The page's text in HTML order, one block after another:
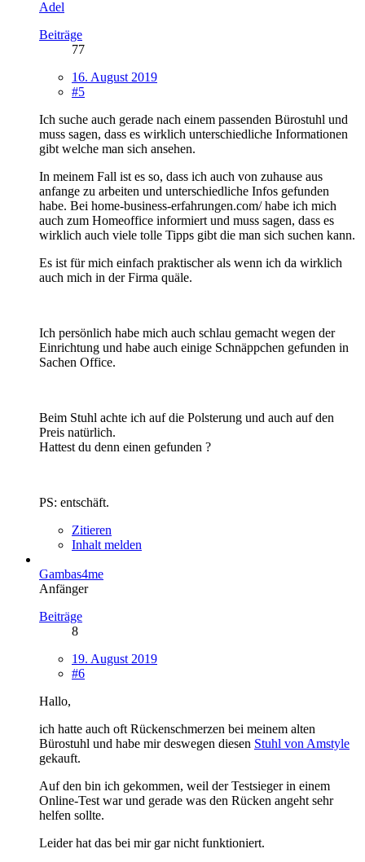
Adel
Beiträge
77
16. August 2019
#5
Ich suche auch gerade nach einem passenden Bürostuhl und
muss sagen, dass es wirklich unterschiedliche Informationen
gibt welche man sich ansehen.
In meinem Fall ist es so, dass ich auch von zuhause aus
anfange zu arbeiten und unterschiedliche Infos gefunden
habe. Bei home-business-erfahrungen.com/ habe ich mich
auch zum Homeoffice informiert und muss sagen, dass es
wirklich auch viele tolle Tipps gibt die man sich suchen kann.
Es ist für mich einfach praktischer als wenn ich da wirklich
auch mich in der Firma quäle.
Ich persönlich habe mich auch schlau gemacht wegen der
Einrichtung und habe auch einige Schnäppchen gefunden in
Sachen Office.
Beim Stuhl achte ich auf die Polsterung und auch auf den
Preis natürlich.
Hattest du denn einen gefunden ?
PS: entschäft.
Zitieren
Inhalt melden
Gambas4me
Anfänger
Beiträge
8
19. August 2019
#6
Hallo,
ich hatte auch oft Rückenschmerzen bei meinem alten
Bürostuhl und habe mir deswegen diesen Stuhl von Amstyle
gekauft.
Auf den bin ich gekommen, weil der Testsieger in einem
Online-Test war und gerade was den Rücken angeht sehr
helfen sollte.
Leider hat das bei mir gar nicht funktioniert.